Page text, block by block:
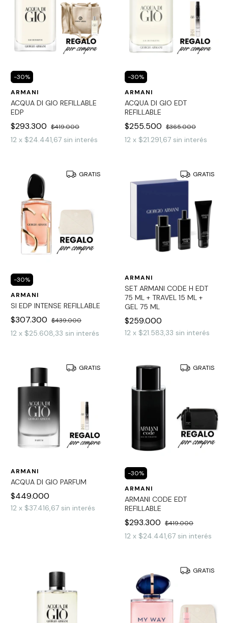
-30%
ARMANI
ACQUA DI GIO REFILLABLE
EDP
$293.300 $419.000
12 x $24.441,67 sin interés
-30%
ARMANI
ACQUA DI GIO EDT
REFILLABLE
$255.500 $365.000
12 x $21.291,67 sin interés
GRATIS
-30%
ARMANI
SI EDP INTENSE REFILLABLE
$307.300 $439.000
12 x $25.608,33 sin interés
GRATIS
ARMANI
SET ARMANI CODE H EDT
75 ML + TRAVEL 15 ML +
GEL 75 ML
$259.000
12 x $21.583,33 sin interés
GRATIS
ARMANI
ACQUA DI GIO PARFUM
$449.000
12 x $37.416,67 sin interés
GRATIS
-30%
ARMANI
ARMANI CODE EDT
REFILLABLE
$293.300 $419.000
12 x $24.441,67 sin interés
GRATIS